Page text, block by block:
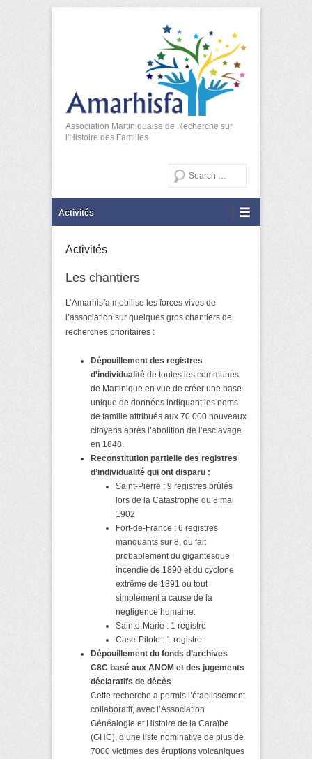
Association Martiniquaise de Recherche sur
l'Histoire des Familles
Recherche
Menu principal
Aller au contenu
Activités
Activités
Les chantiers
L’Amarhisfa mobilise les forces vives de
l’association sur quelques gros chantiers de
recherches prioritaires :
Dépouillement des registres
d’individualité de toutes les communes
de Martinique en vue de créer une base
unique de données indiquant les noms
de famille attribués aux 70.000 nouveaux
citoyens après l’abolition de l’esclavage
en 1848.
Reconstitution partielle des registres
d’individualité qui ont disparu :
Saint-Pierre : 9 registres brûlés
lors de la Catastrophe du 8 mai
1902
Fort-de-France : 6 registres
manquants sur 8, du fait
probablement du gigantesque
incendie de 1890 et du cyclone
extrême de 1891 ou tout
simplement à cause de la
négligence humaine.
Sainte-Marie : 1 registre
Case-Pilote : 1 registre
Dépouillement du fonds d’archives
C8C basé aux ANOM et des jugements
déclaratifs de décès
Cette recherche a permis l’établissement
collaboratif, avec l’Association
Généalogie et Histoire de la Caraïbe
(GHC), d’une liste nominative de plus de
7000 victimes des éruptions volcaniques